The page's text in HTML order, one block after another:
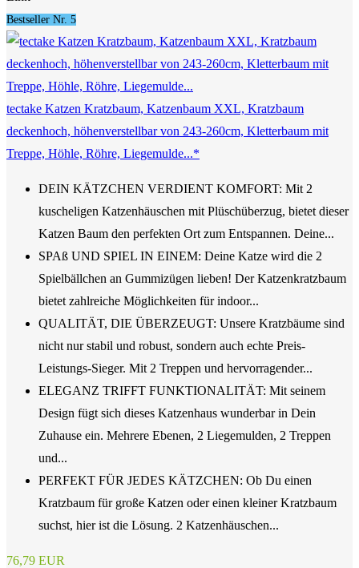
Bestseller Nr. 5
tectake Katzen Kratzbaum, Katzenbaum XXL, Kratzbaum
deckenhoch, höhenverstellbar von 243-260cm, Kletterbaum mit
Treppe, Höhle, Röhre, Liegemulde...*
DEIN KÄTZCHEN VERDIENT KOMFORT: Mit 2
kuscheligen Katzenhäuschen mit Plüschüberzug, bietet dieser
Katzen Baum den perfekten Ort zum Entspannen. Deine...
SPAß UND SPIEL IN EINEM: Deine Katze wird die 2
Spielbällchen an Gummizügen lieben! Der Katzenkratzbaum
bietet zahlreiche Möglichkeiten für indoor...
QUALITÄT, DIE ÜBERZEUGT: Unsere Kratzbäume sind
nicht nur stabil und robust, sondern auch echte Preis-
Leistungs-Sieger. Mit 2 Treppen und hervorragender...
ELEGANZ TRIFFT FUNKTIONALITÄT: Mit seinem
Design fügt sich dieses Katzenhaus wunderbar in Dein
Zuhause ein. Mehrere Ebenen, 2 Liegemulden, 2 Treppen
und...
PERFEKT FÜR JEDES KÄTZCHEN: Ob Du einen
Kratzbaum für große Katzen oder einen kleiner Kratzbaum
suchst, hier ist die Lösung. 2 Katzenhäuschen...
76,79 EUR